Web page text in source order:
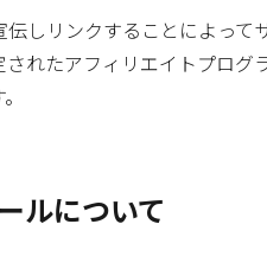
伝しリンクすることによっ
れたアフィリエイトプログ
ルについて